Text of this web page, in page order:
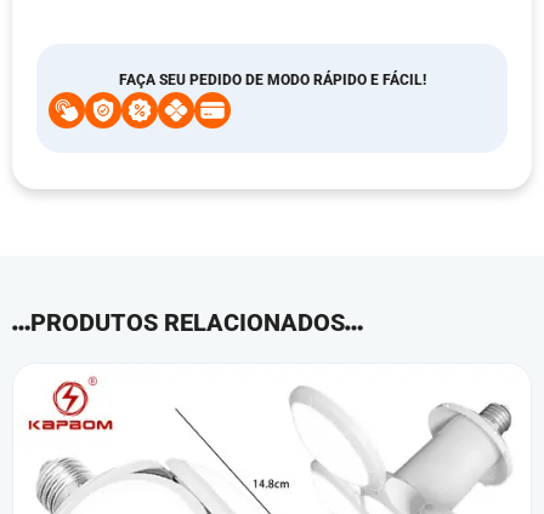
FAÇA SEU PEDIDO DE MODO RÁPIDO E FÁCIL!
PRODUTOS RELACIONADOS